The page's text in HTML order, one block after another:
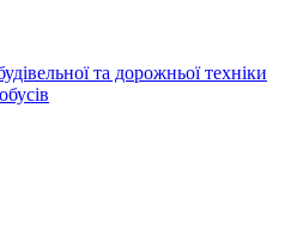
та дорожньої техніки